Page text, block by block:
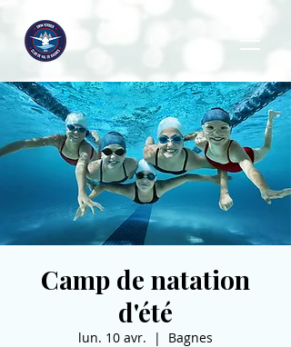
Camp de natation
d'été
lun. 10 avr.
  |
Bagnes